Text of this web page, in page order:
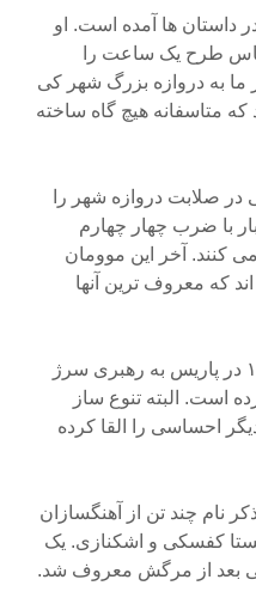
داستان ها آمده است. او
طرح یک ساعت را
به دروازه بزرگ شهر کى
متاسفانه هیچ گاه ساخته
صلابت دروازه شهر را
با ضرب چهار چهارم
کنند. آخر این موومان
که معروف ترین آنها
او آهنگساز فرانسوى است و نخستین بار این اثر در ماه مه سال ۱۹۲۳ در پاریس به رهبرى سرژ
است. البته تنوع ساز
احساسى را القا کرده
نام چند تن از آهنگسازان
کفسکى و اشکنازى. یک
است. موسورگسکى بعد از مرگش معروف شد.